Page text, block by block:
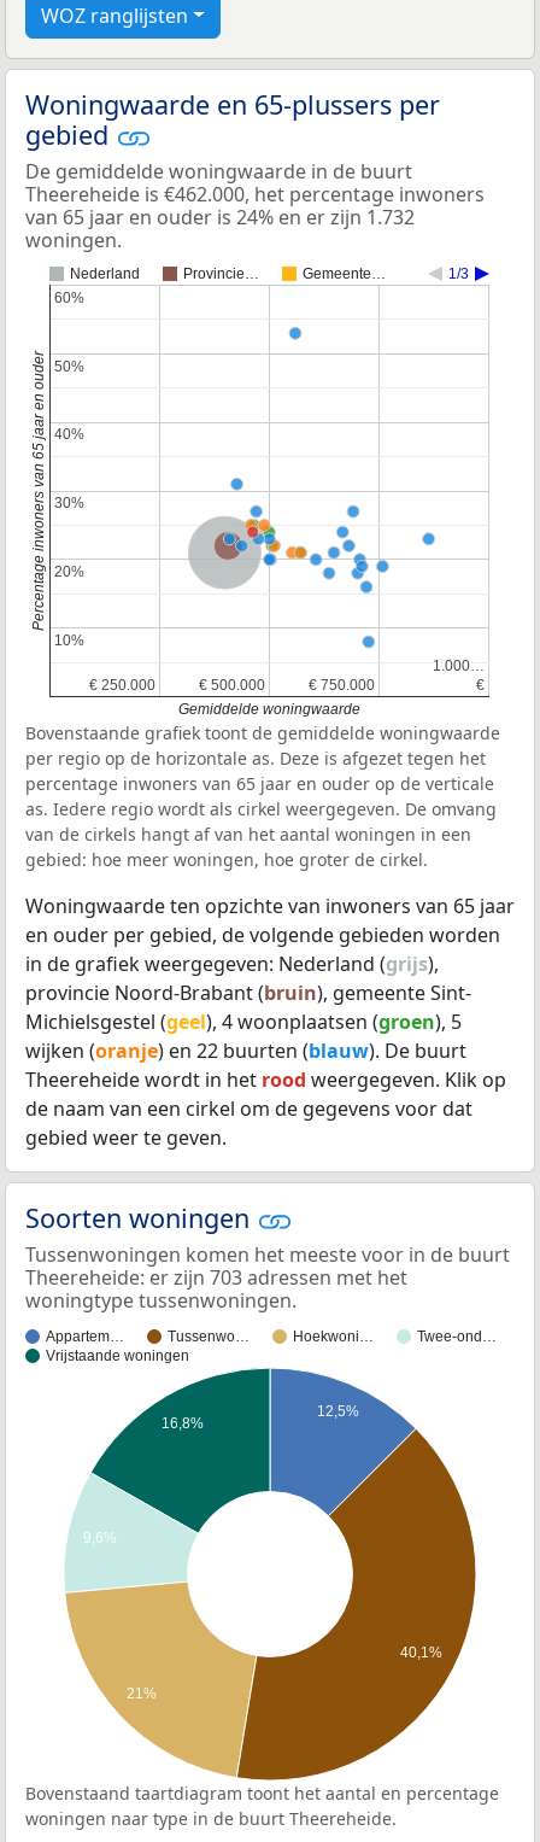
WOZ ranglijsten
Woningwaarde en 65-plussers per
gebied
De gemiddelde woningwaarde in de buurt
Theereheide is €462.000, het percentage inwoners
van 65 jaar en ouder is 24% en er zijn 1.732
woningen.
Nederland Provincie… Gemeente… 1/3
Nederland
Provincie Noord-Brabant
€ 250.000
€ 250.000 € 500.000
€ 500.000 € 750.000
€ 750.000 €
€
1.000…
1.000…
10%
10%
20%
20%
30%
30%
40%
40%
50%
50%
60%
60%
Gemiddelde woningwaarde
Percentage inwoners van 65 jaar en ouder
Bovenstaande grafiek toont de gemiddelde woningwaarde
per regio op de horizontale as. Deze is afgezet tegen het
percentage inwoners van 65 jaar en ouder op de verticale
as. Iedere regio wordt als cirkel weergegeven. De omvang
van de cirkels hangt af van het aantal woningen in een
gebied: hoe meer woningen, hoe groter de cirkel.
Woningwaarde ten opzichte van inwoners van 65 jaar
en ouder per gebied, de volgende gebieden worden
in de grafiek weergegeven: Nederland (grijs),
provincie Noord-Brabant (bruin), gemeente Sint-
Michielsgestel (geel), 4 woonplaatsen (groen), 5
wijken (oranje) en 22 buurten (blauw). De buurt
Theereheide wordt in het rood weergegeven. Klik op
de naam van een cirkel om de gegevens voor dat
gebied weer te geven.
Soorten woningen
Tussenwoningen komen het meeste voor in de buurt
Theereheide: er zijn 703 adressen met het
woningtype tussenwoningen.
Appartem… Tussenwo… Hoekwoni…
Twee-ond…
Vrijstaande woningen
12,5%
16,8%
9,6%
21%
40,1%
Bovenstaand taartdiagram toont het aantal en percentage
woningen naar type in de buurt Theereheide.